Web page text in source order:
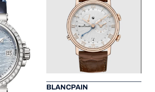
BLANCPAIN